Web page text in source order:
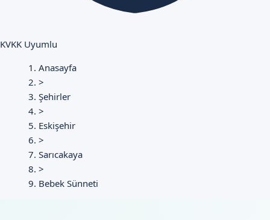
KVKK Uyumlu
Anasayfa
>
Şehirler
>
Eskişehir
>
Sarıcakaya
>
Bebek Sünneti